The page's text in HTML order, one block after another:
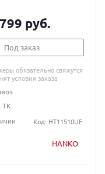
HANKO
руб.
Под заказ
обязательно свяжутся
условия заказа
ТК
Код: HT11510UF